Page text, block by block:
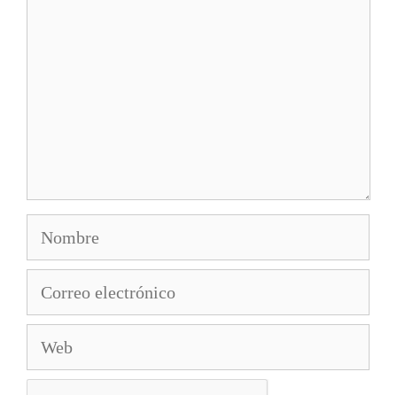
electrónico